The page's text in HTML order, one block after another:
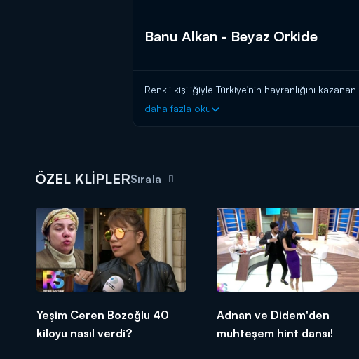
Banu Alkan - Beyaz Orkide
Renkli kişiliğiyle Türkiye'nin hayranlığını kazanan
daha fazla oku
ÖZEL KLİPLERSırala
Yeşim Ceren Bozoğlu 40
kiloyu nasıl verdi?
Adnan ve Didem'den
muhteşem hint dansı!